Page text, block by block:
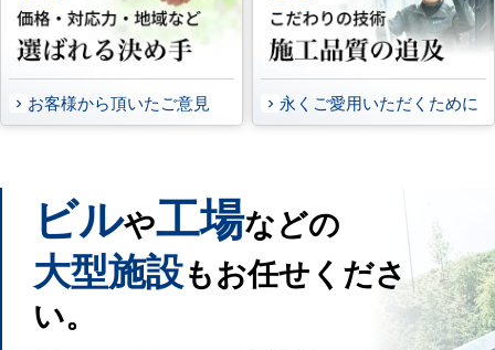
お客様から頂いたご意見 永くご愛用いただくために
ビルや工場などの
大型施設もお任せくださ
い。